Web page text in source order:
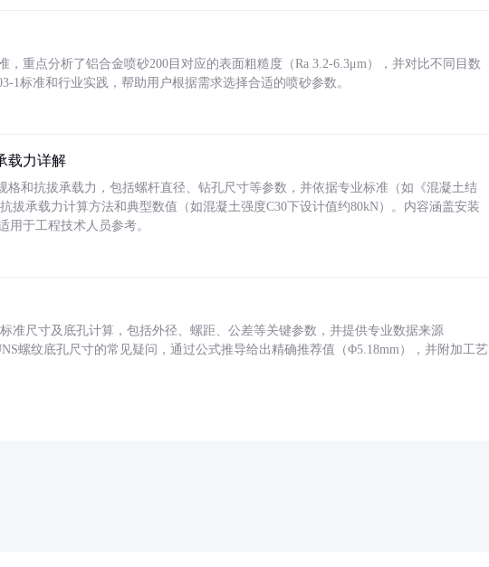
，重点分析了铝合金喷砂200目对应的表面粗糙度（Ra 3.2-6.3μm），并对比不同目数
1标准和行业实践，帮助用户根据需求选择合适的喷砂参数。
载力详解
格和抗拔承载力，包括螺杆直径、钻孔尺寸等参数，并依据专业标准（如《混凝土结
拔承载力计算方法和典型数值（如混凝土强度C30下设计值约80kN）。内容涵盖安装
用于工程技术人员参考。
准尺寸及底孔计算，包括外径、螺距、公差等关键参数，并提供专业数据来源
螺纹底孔尺寸的常见疑问，通过公式推导给出精确推荐值（Φ5.18mm），并附加工艺